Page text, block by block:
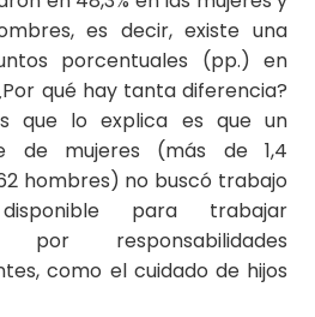
es decir, existe una
porcentuales (pp.) en
qué hay tanta diferencia?
que lo explica es que un
de mujeres (más de 1,4
hombres) no buscó trabajo
para trabajar
por responsabilidades
como el cuidado de hijos